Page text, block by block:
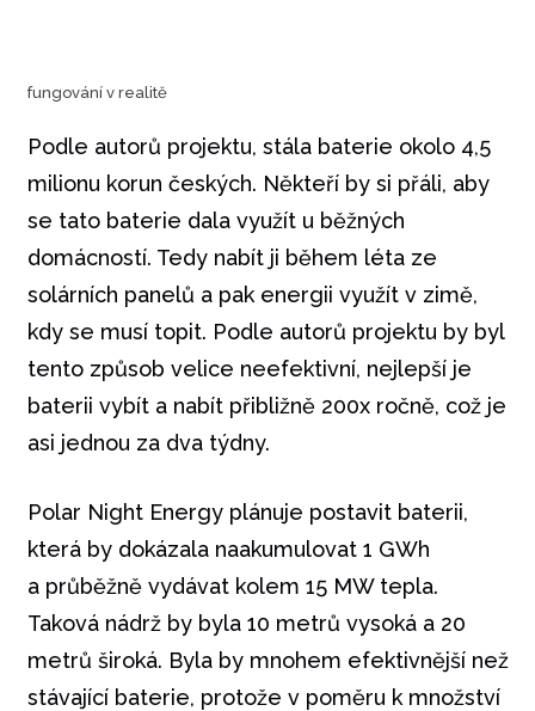
fungování v realitě
Podle autorů projektu, stála baterie okolo 4,5
milionu korun českých. Někteří by si přáli, aby
se tato baterie dala využít u běžných
domácností. Tedy nabít ji během léta ze
solárních panelů a pak energii využít v zimě,
kdy se musí topit. Podle autorů projektu by byl
tento způsob velice neefektivní, nejlepší je
baterii vybít a nabít přibližně 200x ročně, což je
asi jednou za dva týdny.
Polar Night Energy plánuje postavit baterii,
která by dokázala naakumulovat 1 GWh
a průběžně vydávat kolem 15 MW tepla.
Taková nádrž by byla 10 metrů vysoká a 20
metrů široká. Byla by mnohem efektivnější než
stávající baterie, protože v poměru k množství